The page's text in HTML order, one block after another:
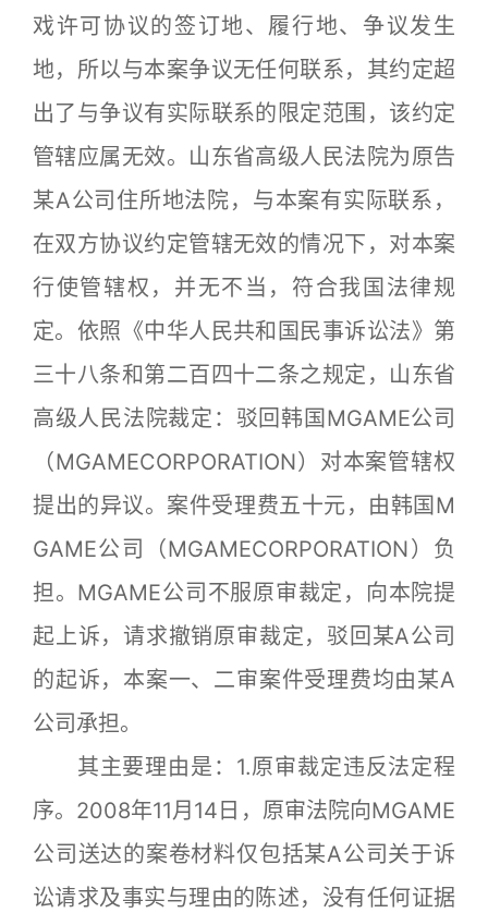
戏许可协议的签订地、履行地、争议发生
地，所以与本案争议无任何联系，其约定超
出了与争议有实际联系的限定范围，该约定
管辖应属无效。山东省高级人民法院为原告
某A公司住所地法院，与本案有实际联系，
在双方协议约定管辖无效的情况下，对本案
行使管辖权，并无不当，符合我国法律规
定。依照《中华人民共和国民事诉讼法》第
三十八条和第二百四十二条之规定，山东省
高级人民法院裁定：驳回韩国MGAME公司
（MGAMECORPORATION）对本案管辖权
提出的异议。案件受理费五十元，由韩国M
GAME公司（MGAMECORPORATION）负
担。MGAME公司不服原审裁定，向本院提
起上诉，请求撤销原审裁定，驳回某A公司
的起诉，本案一、二审案件受理费均由某A
公司承担。
其主要理由是：1.原审裁定违反法定程
序。2008年11月14日，原审法院向MGAME
公司送达的案卷材料仅包括某A公司关于诉
讼请求及事实与理由的陈述，没有任何证据